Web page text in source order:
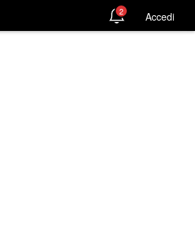
2 Accedi